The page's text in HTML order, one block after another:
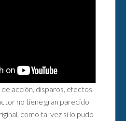
acción, disparos, efectos
no tiene gran parecido
como tal vez si lo pudo